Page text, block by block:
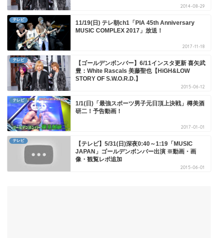
2014-08-29
テレビ
11/19(日) テレ朝ch1「PIA 45th Anniversary
MUSIC COMPLEX 2017」放送！
2017-11-18
テレビ
【ゴールデンボンバー】6/11インスタ更新 喜矢武
豊：White Rascals 美藤聖也【HiGH&LOW
STORY OF S.W.O.R.D.】
2015-06-12
テレビ
1/1(日)「最強スポーツ男子元日頂上決戦」樽美酒
研二！予告動画！
2017-01-01
テレビ
【テレビ】5/31(日)深夜0:40～1:19「MUSIC
JAPAN」ゴールデンボンバー出演 ※動画・画
像・観覧レポ追加
2015-06-01